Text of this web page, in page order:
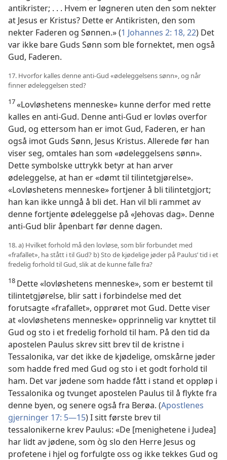
antikrister; . . . Hvem er løgneren uten den som nekter
at Jesus er Kristus? Dette er Antikristen, den som
nekter Faderen og Sønnen.» (1 Johannes 2: 18, 22) Det
var ikke bare Guds Sønn som ble fornektet, men også
Gud, Faderen.
17. Hvorfor kalles denne anti-Gud «ødeleggelsens sønn», og når
finner ødeleggelsen sted?
17«Lovløshetens menneske» kunne derfor med rette
kalles en anti-Gud. Denne anti-Gud er lovløs overfor
Gud, og ettersom han er imot Gud, Faderen, er han
også imot Guds Sønn, Jesus Kristus. Allerede før han
viser seg, omtales han som «ødeleggelsens sønn».
Dette symbolske uttrykk betyr at han arver
ødeleggelse, at han er «dømt til tilintetgjørelse».
«Lovløshetens menneske» fortjener å bli tilintetgjort;
han kan ikke unngå å bli det. Han vil bli rammet av
denne fortjente ødeleggelse på «Jehovas dag». Denne
anti-Gud blir åpenbart før denne dagen.
18. a) Hvilket forhold må den lovløse, som blir forbundet med
«frafallet», ha stått i til Gud? b) Sto de kjødelige jøder på Paulus’ tid i et
fredelig forhold til Gud, slik at de kunne falle fra?
18 Dette «lovløshetens menneske», som er bestemt til
tilintetgjørelse, blir satt i forbindelse med det
forutsagte «frafallet», opprøret mot Gud. Dette viser
at «lovløshetens menneske» opprinnelig var knyttet til
Gud og sto i et fredelig forhold til ham. På den tid da
apostelen Paulus skrev sitt brev til de kristne i
Tessalonika, var det ikke de kjødelige, omskårne jøder
som hadde fred med Gud og sto i et godt forhold til
ham. Det var jødene som hadde fått i stand et oppløp i
Tessalonika og tvunget apostelen Paulus til å flykte fra
denne byen, og senere også fra Berøa. (Apostlenes
gjerninger 17: 5—15) I sitt første brev til
tessalonikerne krev Paulus: «De [menighetene i Judea]
har lidt av jødene, som òg slo den Herre Jesus og
profetene i hjel og forfulgte oss og ikke tekkes Gud og